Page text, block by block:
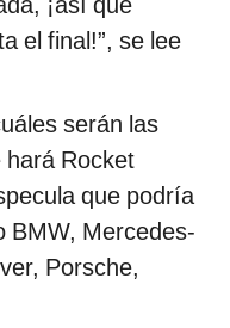
el final!”, se lee
serán las
hará Rocket
que podría
BMW, Mercedes-
Porsche,